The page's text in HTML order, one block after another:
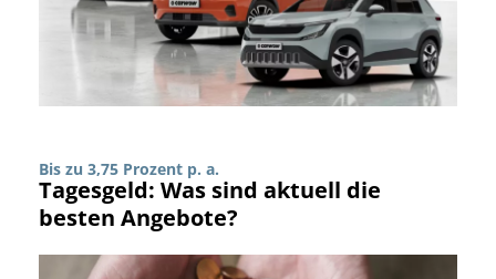
Bis zu 3,75 Prozent p. a.
Tagesgeld: Was sind aktuell die
besten Angebote?